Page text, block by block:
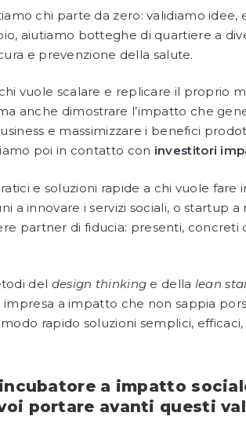
chi parte da zero: validiamo
aiutiamo botteghe di quartiere a
e prevenzione della salute.
vuole scalare e replicare il proprio
anche dimostrare l’impatto che
e massimizzare i benefici
poi in contatto con investitori
e soluzioni rapide a chi vuole
a innovare i servizi sociali, o startup
partner di fiducia: presenti, concreti
del design thinking e della lean
a impatto che non sappia
rapido soluzioni semplici,
a impatto
portare avanti questi